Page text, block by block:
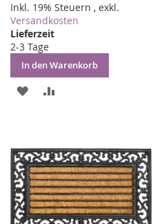
Inkl. 19% Steuern , exkl.
Versandkosten
Lieferzeit
2-3 Tage
In den Warenkorb
ZUR